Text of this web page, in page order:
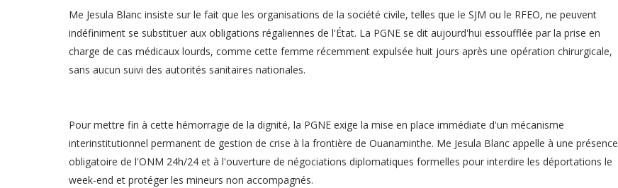
Me Jesula Blanc insiste sur le fait que les organisations de la société civile, telles que le SJM ou le RFEO, ne peuvent
indéfiniment se substituer aux obligations régaliennes de l'État. La PGNE se dit aujourd'hui essoufflée par la prise en
charge de cas médicaux lourds, comme cette femme récemment expulsée huit jours après une opération chirurgicale,
sans aucun suivi des autorités sanitaires nationales.
Pour mettre fin à cette hémorragie de la dignité, la PGNE exige la mise en place immédiate d'un mécanisme
interinstitutionnel permanent de gestion de crise à la frontière de Ouanaminthe. Me Jesula Blanc appelle à une présence
obligatoire de l'ONM 24h/24 et à l'ouverture de négociations diplomatiques formelles pour interdire les déportations le
week-end et protéger les mineurs non accompagnés.